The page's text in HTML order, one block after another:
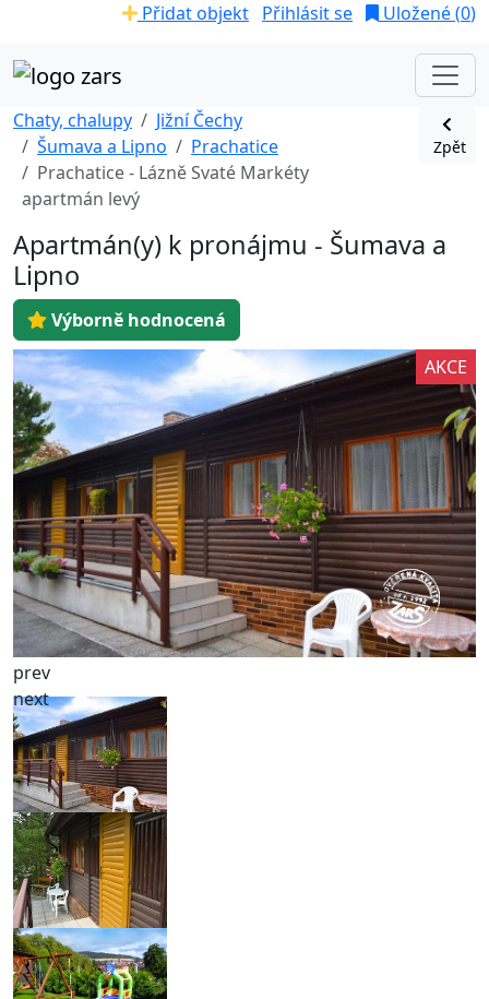
Přidat objekt Přihlásit se Uložené (0)
Chaty, chalupy
Jižní Čechy
Šumava a Lipno
Prachatice
Prachatice - Lázně Svaté Markéty
apartmán levý
Zpět
Apartmán(y) k pronájmu - Šumava a
Lipno
Výborně hodnocená
AKCE
prev
next